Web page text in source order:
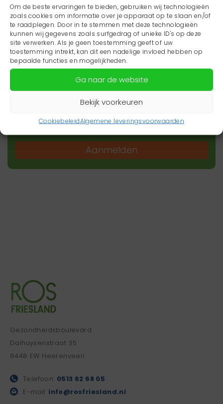
Om de beste ervaringen te bieden, gebruiken wij technologieën
zoals cookies om informatie over je apparaat op te slaan en/of
te raadplegen. Door in te stemmen met deze technologieën
kunnen wij gegevens zoals surfgedrag of unieke ID's op deze
site verwerken. Als je geen toestemming geeft of uw
toestemming intrekt, kan dit een nadelige invloed hebben op
bepaalde functies en mogelijkheden.
Ga naar de website
Bekijk voorkeuren
CookiebeleidAlgemene leveringsvoorwaarden
Wil je niets missen?
Wil je op de hoogte blijven van het laatste
zorgnieuws in jouw regio? Schrijf je dan in voor
onze nieuwsbrief.
Aanmelden
Gezondheidsboulevard
Dalhuysenstraat 35
8448 EW Heerenveen
Telefoon: 0513 62 68 05
E-mail: info@rosfriesland.nl